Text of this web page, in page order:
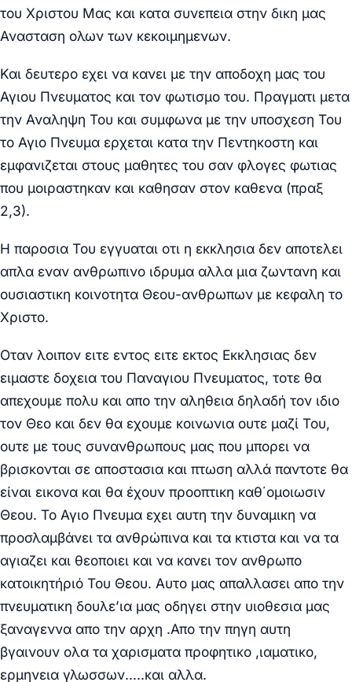
του Χριστου Μας και κατα συνεπεια στην δικη μας
Ανασταση ολων των κεκοιμημενων.
Και δευτερο εχει να κανει με την αποδοχη μας του
Αγιου Πνευματος και τον φωτισμο του. Πραγματι μετα
την Αναληψη Του και συμφωνα με την υποσχεση Του
το Αγιο Πνευμα ερχεται κατα την Πεντηκοστη και
εμφανιζεται στους μαθητες του σαν φλογες φωτιας
που μοιραστηκαν και καθησαν στον καθενα (πραξ
2,3).
Η παροσια Του εγγυαται οτι η εκκλησια δεν αποτελει
απλα εναν ανθρωπινο ιδρυμα αλλα μια ζωντανη και
ουσιαστικη κοινοτητα Θεου-ανθρωπων με κεφαλη το
Χριστο.
Οταν λοιπον ειτε εντος ειτε εκτος Εκκλησιας δεν
ειμαστε δοχεια του Παναγιου Πνευματος, τοτε θα
απεχουμε πολυ και απο την αληθεια δηλαδή τον ιδιο
τον Θεο και δεν θα εχουμε κοινωνια ουτε μαζί Του,
ουτε με τους συνανθρωπους μας που μπορει να
βρισκονται σε αποστασια και πτωση αλλά παντοτε θα
είναι εικονα και θα έχουν προοπτικη καθ΄ομοιωσιν
Θεου. Το Αγιο Πνευμα εχει αυτη την δυναμικη να
προσλαμβάνει τα ανθρώπινα και τα κτιστα και να τα
αγιαζει και θεοποιει και να κανει τον ανθρωπο
κατοικητήριό Του Θεου. Αυτο μας απαλλασει απο την
πνευματικη δουλε’ια μας οδηγει στην υιοθεσια μας
ξαναγεννα απο την αρχη .Απο την πηγη αυτη
βγαινουν ολα τα χαρισματα προφητικο ,ιαματικο,
ερμηνεια γλωσσων…..και αλλα.